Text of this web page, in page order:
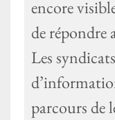
encore
de répondre
Les
parcours de